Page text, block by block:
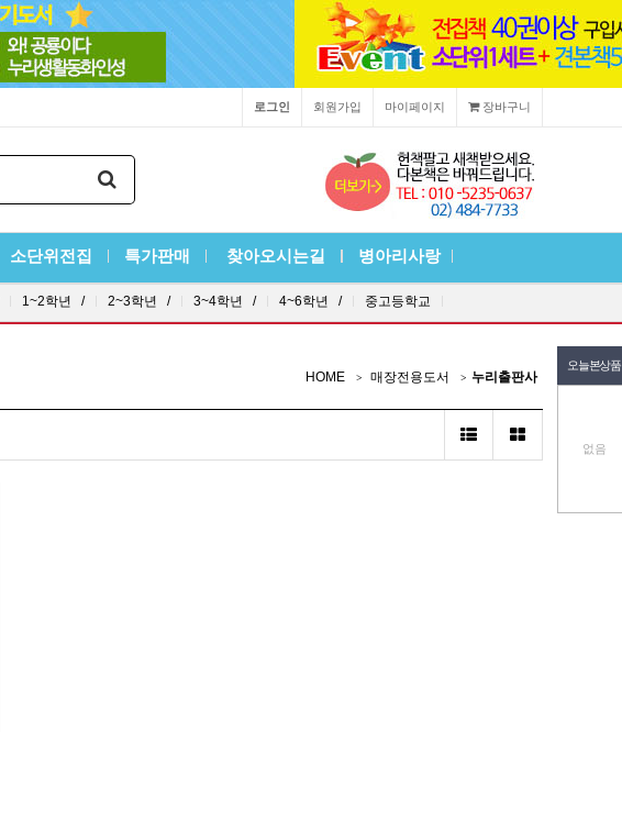
장바구니
마이페이지
회원가입
로그인
소단위전집 특가판매 찾아오시는길 병아리사랑
1~2학년 / 2~3학년 / 3~4학년 / 4~6학년 / 중고등학교
오늘본상품
없음
HOME 매장전용도서 누리출판사